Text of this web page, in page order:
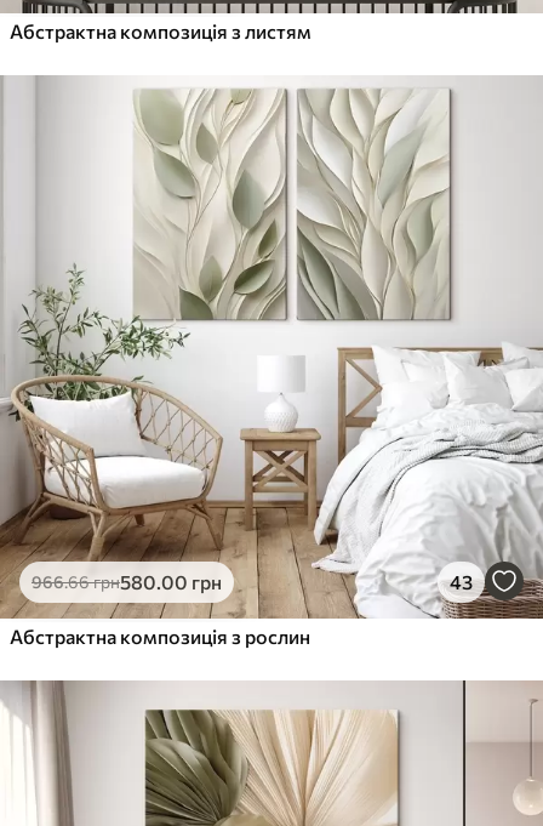
Абстрактна композиція з листям
966.66грн580.00 грн 43
Абстрактна композиція з рослин